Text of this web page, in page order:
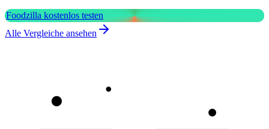
Foodzilla kostenlos testen
Alle Vergleiche ansehen